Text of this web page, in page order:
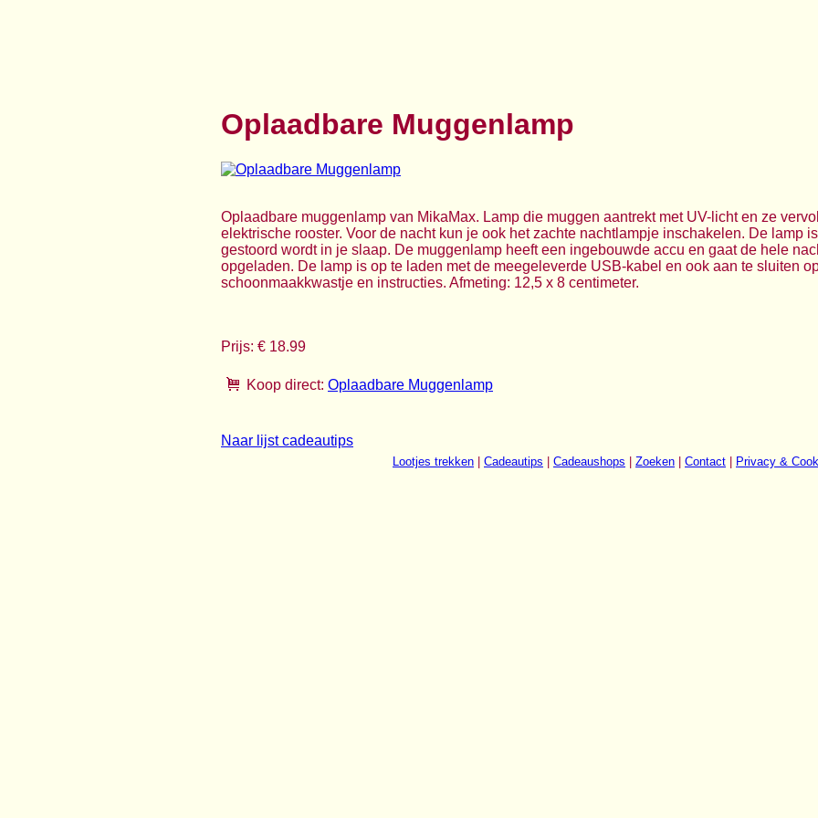
Oplaadbare Muggenlamp
Oplaadbare muggenlamp van MikaMax. Lamp die muggen aantrekt met UV-licht en ze
elektrische rooster. Voor de nacht kun je ook het zachte nachtlampje inschakelen. De lamp
gestoord wordt in je slaap. De muggenlamp heeft een ingebouwde accu en gaat de hele
opgeladen. De lamp is op te laden met de meegeleverde USB-kabel en ook aan te sluiten
schoonmaakkwastje en instructies. Afmeting: 12,5 x 8 centimeter.
Prijs: € 18.99
Koop direct: Oplaadbare Muggenlamp
Naar lijst cadeautips
Lootjes trekken Cadeautips Cadeaushops Zoeken Contact Privacy &